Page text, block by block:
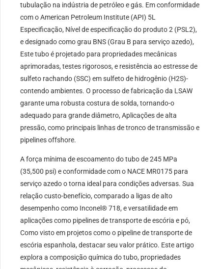
tubulação na indústria de petróleo e gás. Em conformidade
com o American Petroleum Institute (API) 5L
Especificação, Nível de especificação do produto 2 (PSL2),
e designado como grau BNS (Grau B para serviço azedo),
Este tubo é projetado para propriedades mecânicas
aprimoradas, testes rigorosos, e resistência ao estresse de
sulfeto rachando (SSC) em sulfeto de hidrogênio (H2S)-
contendo ambientes. O processo de fabricação da LSAW
garante uma robusta costura de solda, tornando-o
adequado para grande diâmetro, Aplicações de alta
pressão, como principais linhas de tronco de transmissão e
pipelines offshore.
A força mínima de escoamento do tubo de 245 MPa
(35,500 psi) e conformidade com o NACE MR0175 para
serviço azedo o torna ideal para condições adversas. Sua
relação custo-benefício, comparado a ligas de alto
desempenho como Inconel® 718, e versatilidade em
aplicações como pipelines de transporte de escória e pó,
Como visto em projetos como o pipeline de transporte de
escória espanhola, destacar seu valor prático. Este artigo
explora a composição química do tubo, propriedades